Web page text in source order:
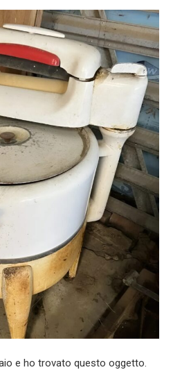
e ho trovato questo oggetto.